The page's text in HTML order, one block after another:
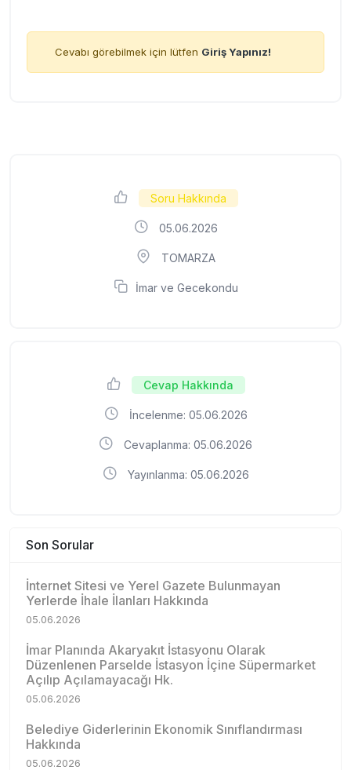
Cevabı görebilmek için lütfen Giriş Yapınız!
Soru Hakkında
05.06.2026
TOMARZA
İmar ve Gecekondu
Cevap Hakkında
İncelenme: 05.06.2026
Cevaplanma: 05.06.2026
Yayınlanma: 05.06.2026
Son Sorular
İnternet Sitesi ve Yerel Gazete Bulunmayan
Yerlerde İhale İlanları Hakkında
05.06.2026
İmar Planında Akaryakıt İstasyonu Olarak
Düzenlenen Parselde İstasyon İçine Süpermarket
Açılıp Açılamayacağı Hk.
05.06.2026
Belediye Giderlerinin Ekonomik Sınıflandırması
Hakkında
05.06.2026